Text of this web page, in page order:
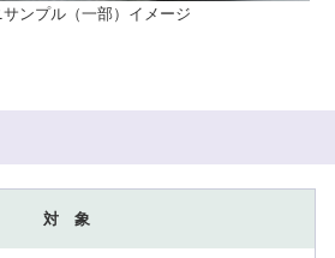
ンプル（一部）イメージ
対 象